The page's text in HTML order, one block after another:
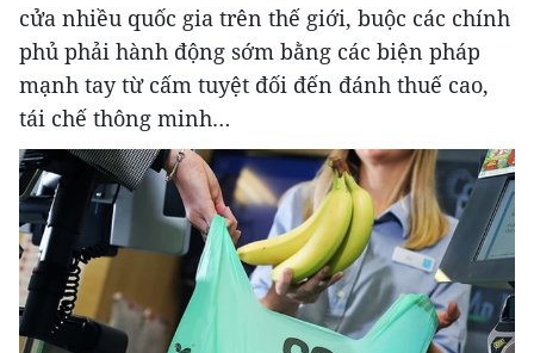
cửa nhiều quốc gia trên thế giới, buộc các chính
phủ phải hành động sớm bằng các biện pháp
mạnh tay từ cấm tuyệt đối đến đánh thuế cao,
tái chế thông minh…